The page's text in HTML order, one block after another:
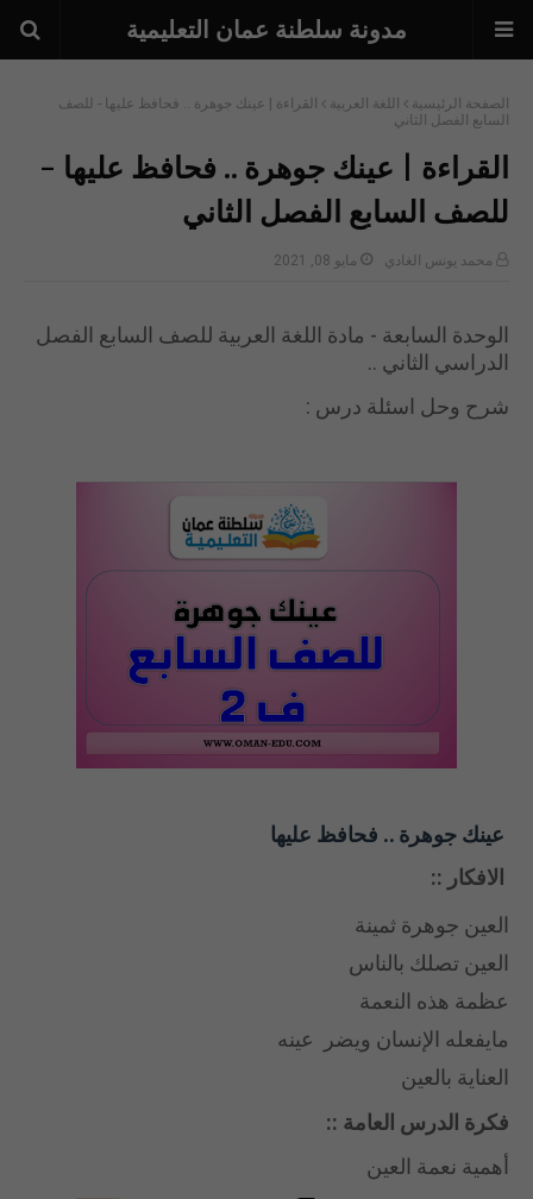
مدونة سلطنة عمان التعليمية
الصفحة الرئيسية اللغة العربية
القراءة | عينك جوهرة .. فحافظ عليها - للصف
السابع الفصل الثاني
القراءة | عينك جوهرة .. فحافظ عليها -
للصف السابع الفصل الثاني
محمد يونس الغادي مايو 08, 2021
الوحدة السابعة - مادة اللغة العربية للصف السابع الفصل
الدراسي الثاني ..
شرح وحل اسئلة درس :
عينك جوهرة .. فحافظ عليها
الافكار ::
العين جوهرة ثمينة
العين تصلك بالناس
عظمة هذه النعمة
مايفعله الإنسان ويضر عينه
العناية بالعين
فكرة الدرس العامة ::
أهمية نعمة العين